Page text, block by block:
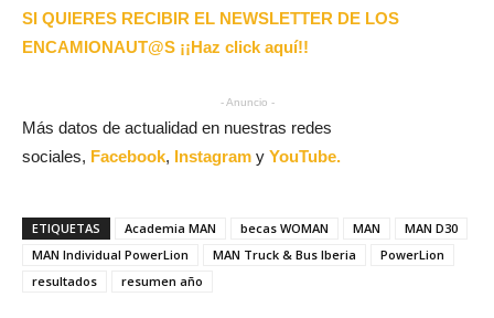
SI QUIERES RECIBIR EL NEWSLETTER DE LOS
ENCAMIONAUT@S ¡¡Haz click aquí!!
- Anuncio -
Más datos de actualidad en nuestras redes
sociales, Facebook, Instagram y YouTube.
ETIQUETAS Academia MAN becas WOMAN MAN
MAN D30
MAN Individual PowerLion
MAN Truck & Bus Iberia
PowerLion
resultados
resumen año